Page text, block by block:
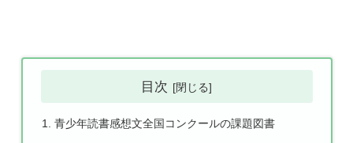
目次
青少年読書感想文全国コンクールの課題図書